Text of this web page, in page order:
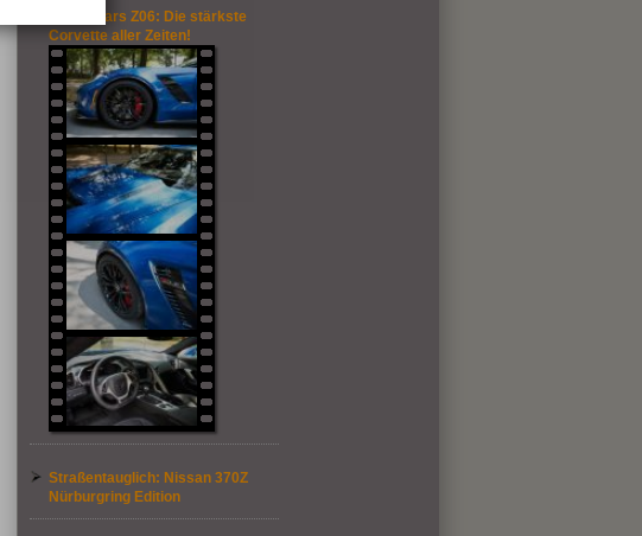
GeigerCars Z06: Die stärkste
Corvette aller Zeiten!
Straßentauglich: Nissan 370Z
Nürburgring Edition